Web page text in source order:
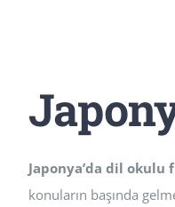
Japonya’da dil okulu
konuların başında